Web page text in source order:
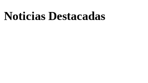
Noticias Destacadas